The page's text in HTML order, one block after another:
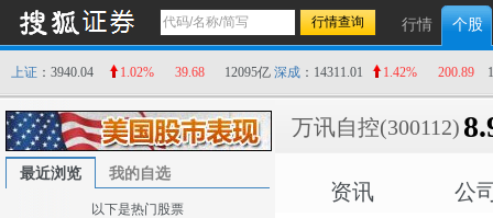
行情 个股
上证 ：3940.04 1.02% 39.68 12095亿 深成 ：14311.01 1.42% 200.89
最近浏览 我的自选
以下是热门股票
万讯自控(300112)
资讯 公